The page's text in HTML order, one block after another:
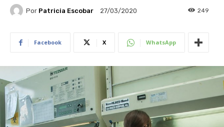
Por Patricia Escobar 27/03/2020 249
Facebook X WhatsApp